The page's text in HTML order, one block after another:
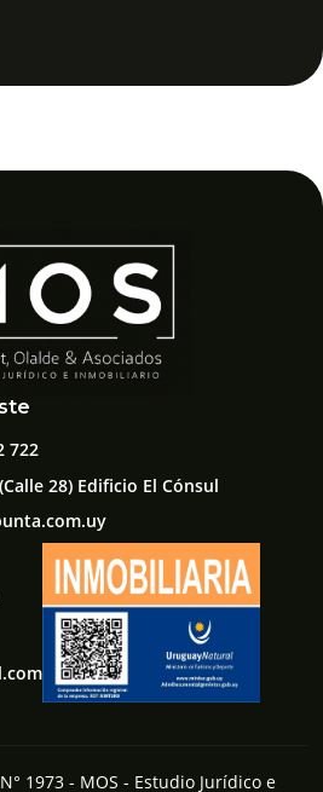
722
28) Edificio El Cónsul
1973 - MOS - Estudio Jurídico e